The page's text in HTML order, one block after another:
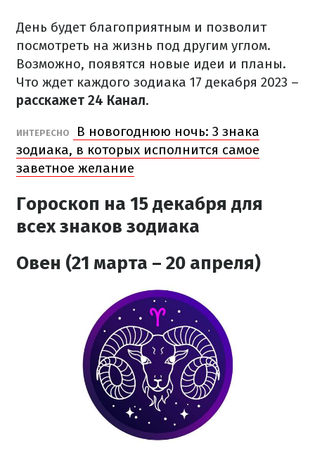
День будет благоприятным и позволит
посмотреть на жизнь под другим углом.
Возможно, появятся новые идеи и планы.
Что ждет каждого зодиака 17 декабря 2023 –
расскажет 24 Канал.
ИНТЕРЕСНО
В новогоднюю ночь: 3 знака
зодиака, в которых исполнится самое
заветное желание
Гороскоп на 15 декабря для
всех знаков зодиака
Овен (21 марта – 20 апреля)